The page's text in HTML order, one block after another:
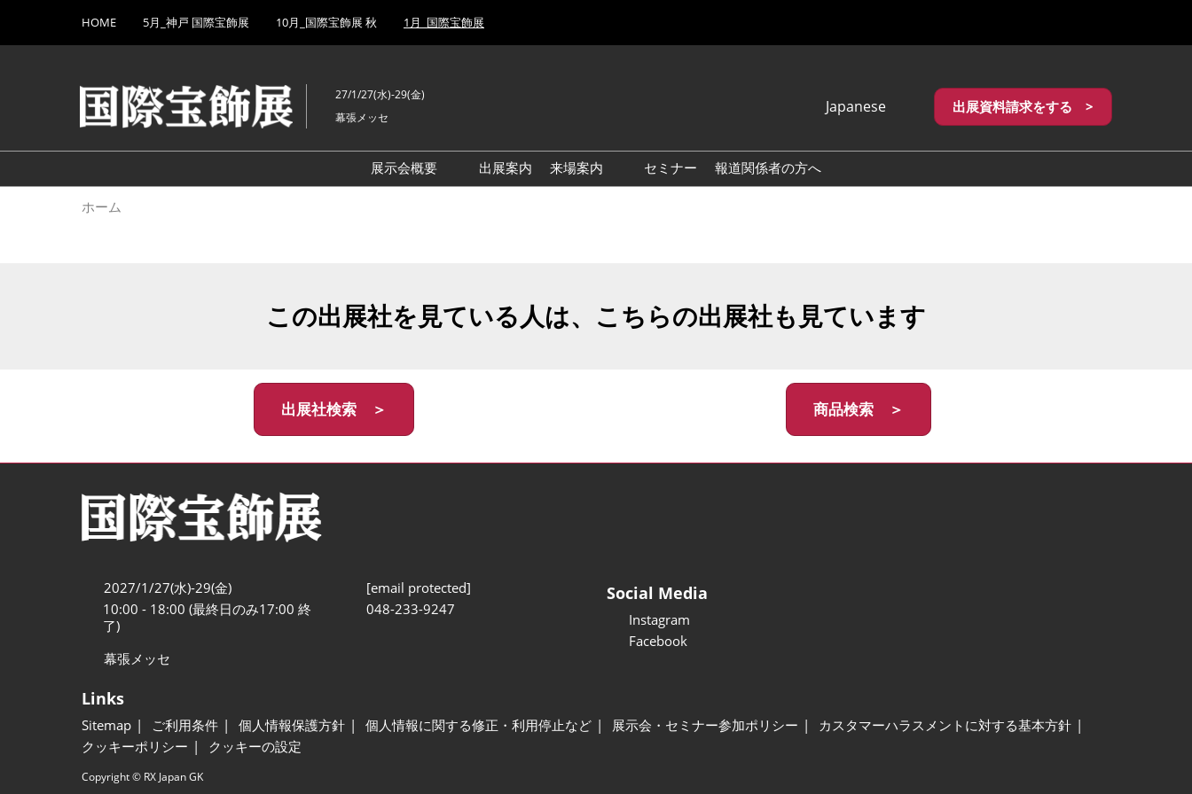
キ
し
て
to
HOME 5月_神戸 国際宝飾展 10月_国際宝飾展 秋 1月_国際宝飾展
27/1/27(水)-29(金)
幕張メッセ
Japanese
English
繁體中文
出展資料請求をする >
展示会概要
出展案内
来場案内
アクセス・来場ガイド
セミナー 報道関係者の方へ
ホーム
この出展社を見ている人は、こちらの出展社も見ています
出展社検索 ＞ 商品検索 ＞
2027/1/27(水)-29(金)
10:00 - 18:00 (最終日のみ17:00 終
了)
幕張メッセ
[email protected]
048-233-9247
Social Media
Instagram
Facebook
Links
Sitemap ご利用条件 個人情報保護方針 個人情報に関する修正・利用停止など 展示会・セミナー参加ポリシー
カスタマーハラスメントに対する基本方針
クッキーポリシー
クッキーの設定
Copyright © RX Japan GK